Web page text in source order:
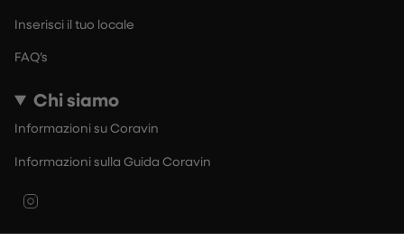
Inserisci il tuo locale
FAQ’s
Chi siamo
Informazioni su Coravin
Informazioni sulla Guida Coravin